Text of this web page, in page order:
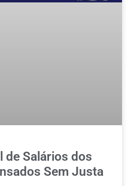
de Salários dos
Sem Justa